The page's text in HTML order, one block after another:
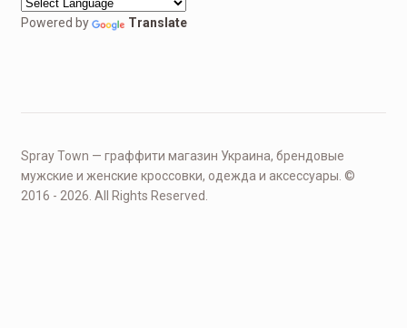
Powered by Translate
Spray Town — граффити магазин Украина, брендовые
мужские и женские кроссовки, одежда и аксессуары. ©
2016 - 2026. All Rights Reserved.